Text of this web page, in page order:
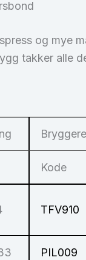
og mye
takker alle
Kode
TFV910
PIL009